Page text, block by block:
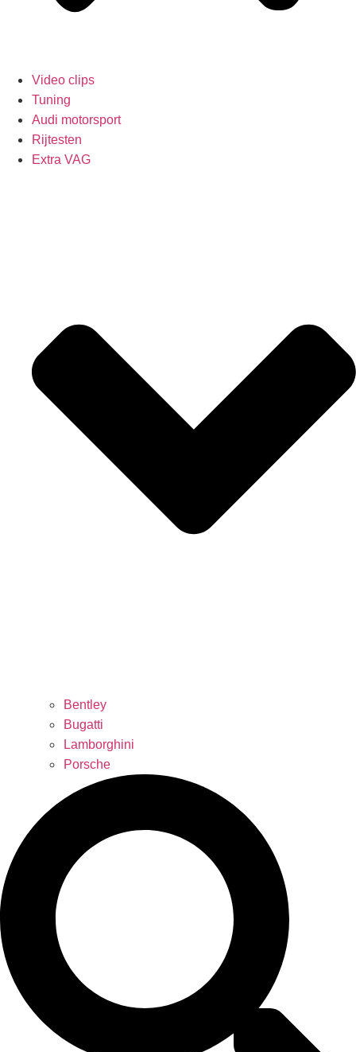
Video clips
Tuning
Audi motorsport
Rijtesten
Extra VAG
Bentley
Bugatti
Lamborghini
Porsche